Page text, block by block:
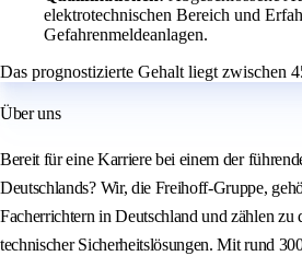
elektrotechnischen Bereich und
Gefahrenmeldeanlagen.
Das prognostizierte Gehalt liegt zwischen
Über uns
Bereit für eine Karriere bei einem der
Deutschlands? Wir, die Freihoff-Gruppe,
Facherrichtern in Deutschland und zählen zu
technischer Sicherheitslösungen. Mit rund